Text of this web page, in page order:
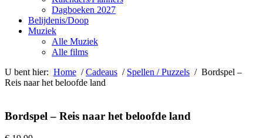
Dagboeken 2027
Belijdenis/Doop
Muziek
Alle Muziek
Alle films
U bent hier: Home /Cadeaus / Spellen / Puzzels / Bordspel –
Reis naar het beloofde land
Bordspel – Reis naar het beloofde land